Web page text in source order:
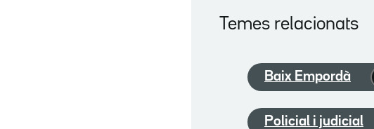
Temes relacionats
Baix Empordà
Policial i judicial